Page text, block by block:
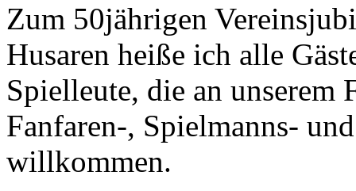
Zum 50jährigen
Husaren heiße ich alle
Spielleute, die an unserem
Fanfaren-, Spielmanns-
willkommen.